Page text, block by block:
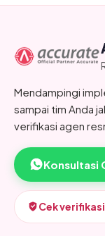
Mendampingi
sampai tim Anda
verifikasi agen
Konsultasi
Cek